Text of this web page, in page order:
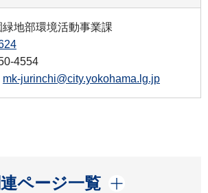
地部環境活動事業課
4554
mk-jurinchi@city.yokohama.lg.jp
ページ一覧
開く